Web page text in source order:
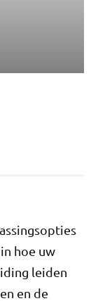
hoe uw
leiden
en de